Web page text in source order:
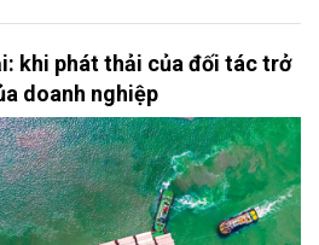
khi phát thải của đối tác trở
doanh nghiệp